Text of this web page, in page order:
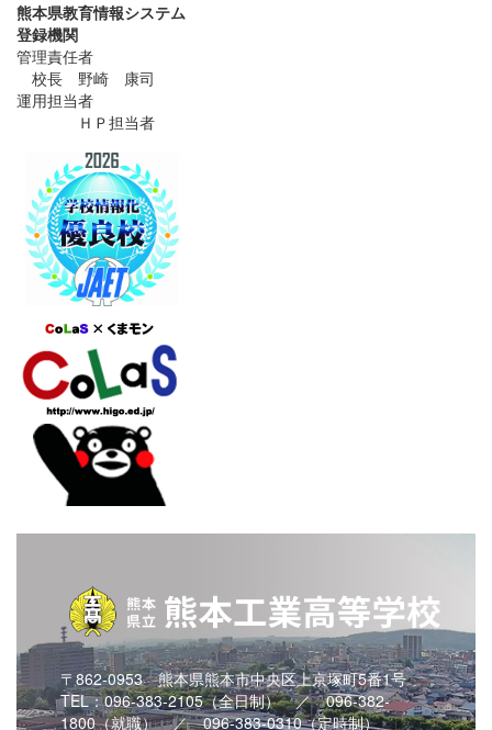
熊本県教育情報システム
登録機関
管理責任者
校長 野崎 康司
運用担当者
ＨＰ担当者
〒862-0953 熊本県熊本市中央区上京塚町5番1号
TEL：096-383-2105（全日制） ／ 096-382-
1800（就職） ／ 096-383-0310（定時制）